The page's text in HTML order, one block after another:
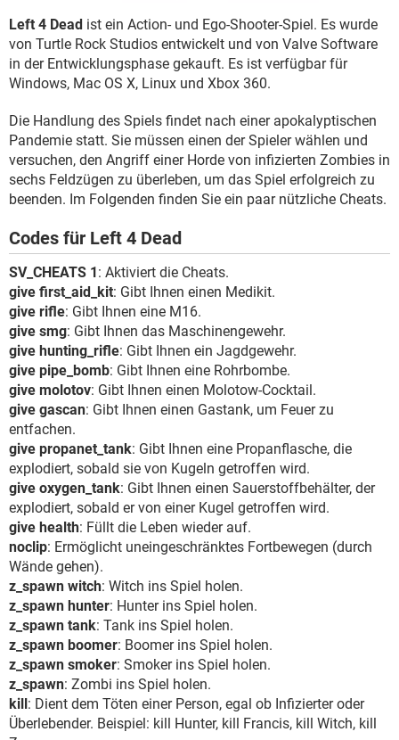
FACEBOOK HARDWARE
Left 4 Dead ist ein Action- und Ego-Shooter-Spiel. Es wurde
von Turtle Rock Studios entwickelt und von Valve Software
in der Entwicklungsphase gekauft. Es ist verfügbar für
Windows, Mac OS X, Linux und Xbox 360.
Die Handlung des Spiels findet nach einer apokalyptischen
Pandemie statt. Sie müssen einen der Spieler wählen und
versuchen, den Angriff einer Horde von infizierten Zombies in
sechs Feldzügen zu überleben, um das Spiel erfolgreich zu
beenden. Im Folgenden finden Sie ein paar nützliche Cheats.
Codes für Left 4 Dead
SV_CHEATS 1: Aktiviert die Cheats.
give first_aid_kit: Gibt Ihnen einen Medikit.
give rifle: Gibt Ihnen eine M16.
give smg: Gibt Ihnen das Maschinengewehr.
give hunting_rifle: Gibt Ihnen ein Jagdgewehr.
give pipe_bomb: Gibt Ihnen eine Rohrbombe.
give molotov: Gibt Ihnen einen Molotow-Cocktail.
give gascan: Gibt Ihnen einen Gastank, um Feuer zu
entfachen.
give propanet_tank: Gibt Ihnen eine Propanflasche, die
explodiert, sobald sie von Kugeln getroffen wird.
give oxygen_tank: Gibt Ihnen einen Sauerstoffbehälter, der
explodiert, sobald er von einer Kugel getroffen wird.
give health: Füllt die Leben wieder auf.
noclip: Ermöglicht uneingeschränktes Fortbewegen (durch
Wände gehen).
z_spawn witch: Witch ins Spiel holen.
z_spawn hunter: Hunter ins Spiel holen.
z_spawn tank: Tank ins Spiel holen.
z_spawn boomer: Boomer ins Spiel holen.
z_spawn smoker: Smoker ins Spiel holen.
z_spawn: Zombi ins Spiel holen.
kill: Dient dem Töten einer Person, egal ob Infizierter oder
Überlebender. Beispiel: kill Hunter, kill Francis, kill Witch, kill